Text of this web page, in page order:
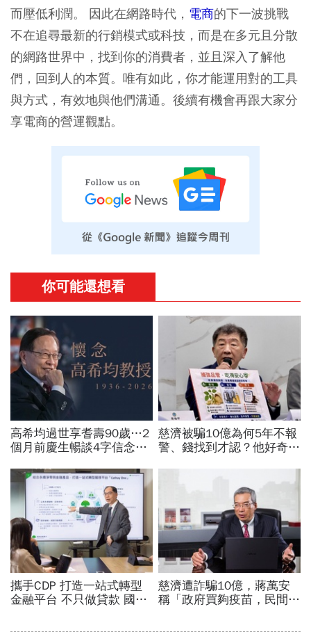
而壓低利潤。 因此在網路時代， 電商的下一波挑戰
不在追尋最新的行銷模式或科技，而是在多元且分散
的網路世界中，找到你的消費者，並且深入了解他
們，回到人的本質。唯有如此，你才能運用對的工具
與方式，有效地與他們溝通。後續有機會再跟大家分
享電商的營運觀點。